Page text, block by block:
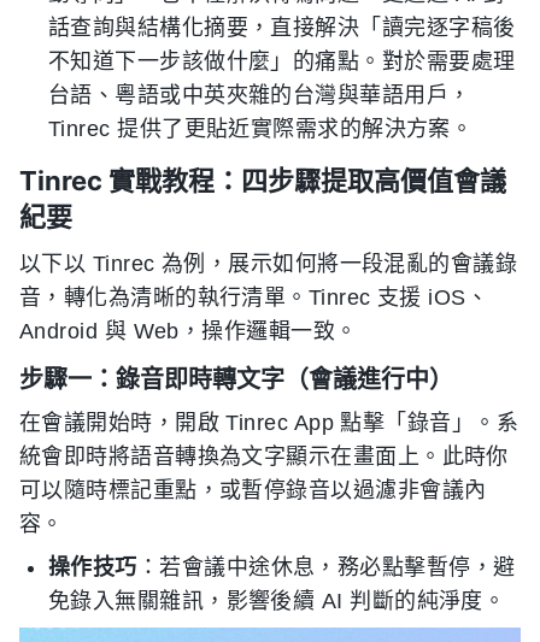
話查詢與結構化摘要，直接解決「讀完逐字稿後
不知道下一步該做什麼」的痛點。對於需要處理
台語、粵語或中英夾雜的台灣與華語用戶，
Tinrec 提供了更貼近實際需求的解決方案。
Tinrec 實戰教程：四步驟提取高價值會議
紀要
以下以 Tinrec 為例，展示如何將一段混亂的會議錄
音，轉化為清晰的執行清單。Tinrec 支援 iOS、
Android 與 Web，操作邏輯一致。
步驟一：錄音即時轉文字（會議進行中）
在會議開始時，開啟 Tinrec App 點擊「錄音」。系
統會即時將語音轉換為文字顯示在畫面上。此時你
可以隨時標記重點，或暫停錄音以過濾非會議內
容。
操作技巧 ：若會議中途休息，務必點擊暫停，避
免錄入無關雜訊，影響後續 AI 判斷的純淨度。